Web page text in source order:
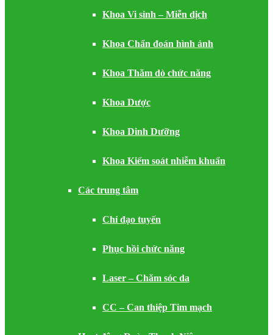
Khoa Vi sinh – Miễn dịch
Khoa Chẩn đoán hình ảnh
Khoa Thăm dò chức năng
Khoa Dược
Khoa Dinh Dưỡng
Khoa Kiểm soát nhiễm khuẩn
Các trung tâm
Chỉ đạo tuyến
Phục hồi chức năng
Laser – Chăm sóc da
CC – Can thiệp Tim mạch